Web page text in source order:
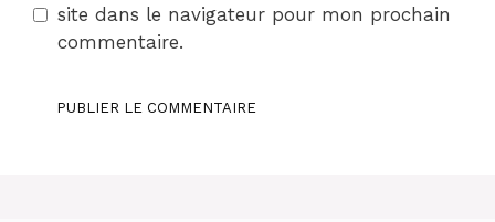
site dans le navigateur pour mon prochain
commentaire.